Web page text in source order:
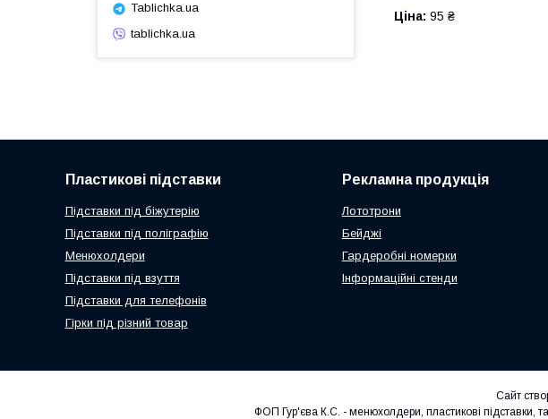
Ціна: 95 ₴
Tablichka.ua
tablichka.ua
Пластикові підставки
Підставки під біжутерію
Підставки під поліграфію
Менюхолдери
Підставки під взуття
Підставки для телефонів
Гірки під різний товар
Рекламна продукція
Лототрони
Бейджі
Гардеробні номерки
Інформаційні стенди
Сайт